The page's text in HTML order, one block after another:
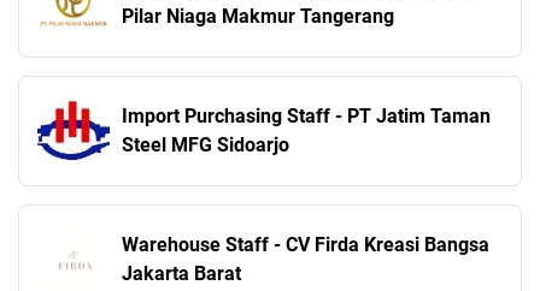
Pilar Niaga Makmur Tangerang
Import Purchasing Staff - PT Jatim Taman
Steel MFG Sidoarjo
Warehouse Staff - CV Firda Kreasi Bangsa
Jakarta Barat